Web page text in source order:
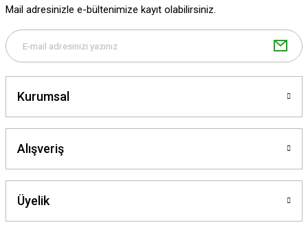
Bu ürüne benzer farklı alternatifler olmalı.
Mail adresinizle e-bültenimize kayıt olabilirsiniz.
Kurumsal
Alışveriş
Üyelik